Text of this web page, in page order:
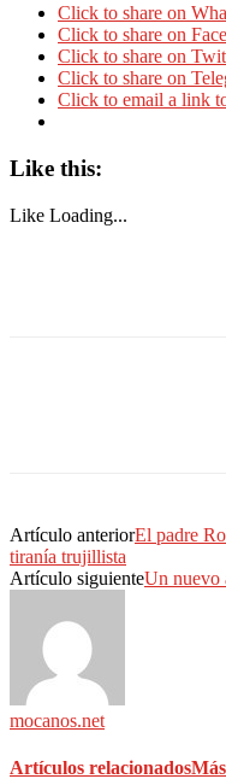
Click to share on
Click to share on
Click to share on
Click to share on
Click to email a link
Like this:
Like Loading...
Artículo anteriorEl padre
tiranía trujillista
Artículo siguienteUn nuevo
mocanos.net
Artículos relacionados